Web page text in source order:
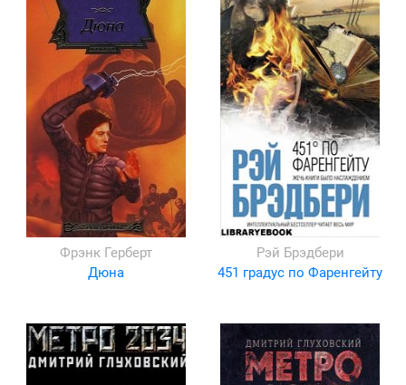
Фрэнк Герберт
Дюна
Рэй Брэдбери
451 градус по Фаренгейту